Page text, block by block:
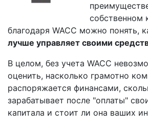
собственном
благодаря WACC можно понять,
лучше управляет своими
В целом, без учета WACC
оценить, насколько грамотно
распоряжается финансами,
зарабатывает после "оплаты"
капитала и стоит ли она ваших